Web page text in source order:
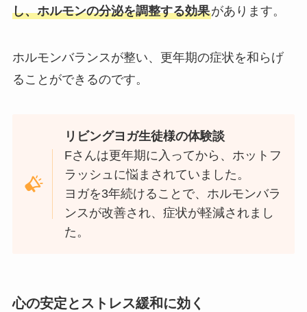
し、ホルモンの分泌を調整する効果があります。
ホルモンバランスが整い、更年期の症状を和らげ
ることができるのです。
リビングヨガ生徒様の体験談
Fさんは更年期に入ってから、ホットフ
ラッシュに悩まされていました。
ヨガを3年続けることで、ホルモンバラ
ンスが改善され、症状が軽減されまし
た。
心の安定とストレス緩和に効く